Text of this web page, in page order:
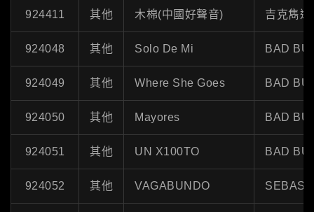
924411 其他 木棉(中國好聲音) 吉克雋逸
924048 其他 Solo De Mi BAD
924049 其他 Where She Goes BAD
924050 其他 Mayores BAD
924051 其他 UN X100TO BAD
924052 其他 VAGABUNDO